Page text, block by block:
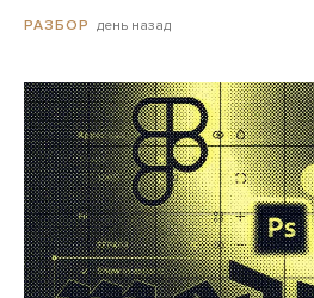
РАЗБОР день назад